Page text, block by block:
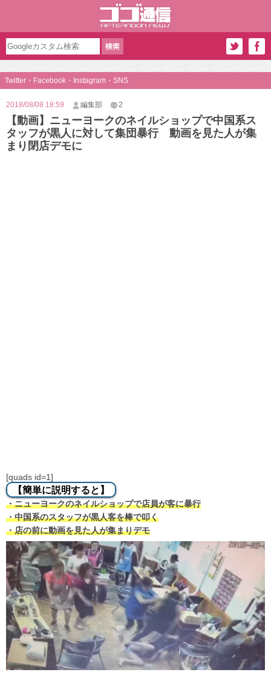
Twitter・Facebook・Instagram・SNS
2018/08/08 18:59 編集部 2
【動画】ニューヨークのネイルショップで中国系ス
タッフが黒人に対して集団暴行 動画を見た人が集
まり閉店デモに
[quads id=1]
【簡単に説明すると】
・ニューヨークのネイルショップで店員が客に暴行
・中国系のスタッフが黒人客を棒で叩く
・店の前に動画を見た人が集まりデモ